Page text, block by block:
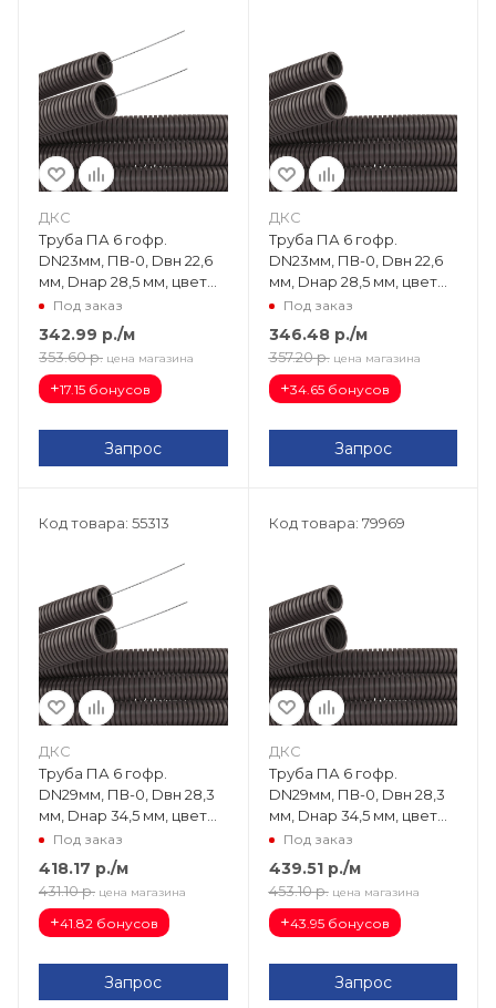
ДКС
Труба ПА 6 гофр.
DN23мм, ПВ-0, Dвн 22,6
мм, Dнар 28,5 мм, цвет
тёмно-серый, с
протяжкой PA612329F0
Под заказ
342.99 р./м
353.60 р. цена магазина
+17.15 бонусов
Запрос
ДКС
Труба ПА 6 гофр.
DN23мм, ПВ-0, Dвн 22,6
мм, Dнар 28,5 мм, цвет
тёмно-серый, без
протяжки PA602329F0
Под заказ
346.48р./м
357.20 р. цена магазина
+34.65 бонусов
Запрос
Код товара: 55313
ДКС
Труба ПА 6 гофр.
DN29мм, ПВ-0, Dвн 28,3
мм, Dнар 34,5 мм, цвет
тёмно-серый, с
протяжкой PA612935F0
Под заказ
418.17 р./м
431.10 р. цена магазина
+41.82 бонусов
Запрос
Код товара: 79969
ДКС
Труба ПА 6 гофр.
DN29мм, ПВ-0, Dвн 28,3
мм, Dнар 34,5 мм, цвет
тёмно-серый, без
протяжки PA602935F0
Под заказ
439.51р./м
453.10 р. цена магазина
+43.95 бонусов
Запрос